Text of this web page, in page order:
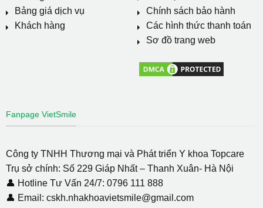
Bảng giá dịch vụ
Khách hàng
Chính sách bảo hành
Các hình thức thanh toán
Sơ đồ trang web
Fanpage VietSmile
Công ty TNHH Thương mại và Phát triển Y khoa Topcare
Trụ sở chính: Số 229 Giáp Nhất – Thanh Xuân- Hà Nội
👤 Hotline Tư Vấn 24/7: 0796 111 888
👤 Email: cskh.nhakhoavietsmile@gmail.com